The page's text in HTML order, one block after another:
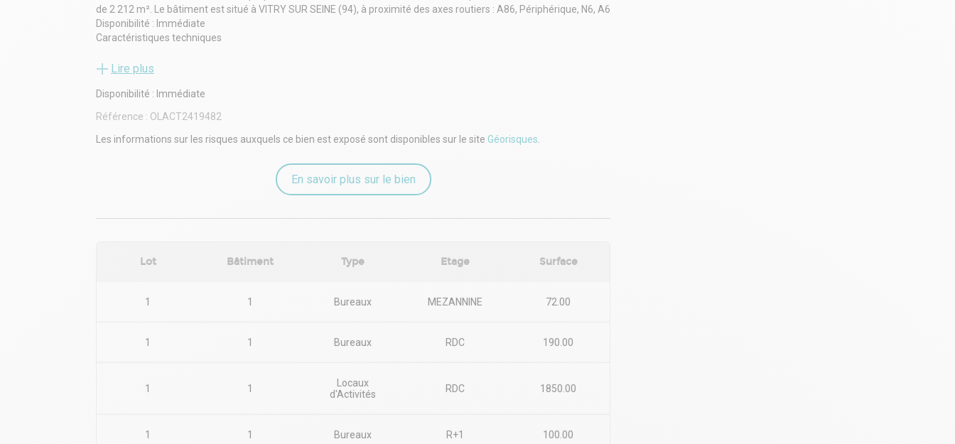
de 2 212 m². Le bâtiment est situé à VITRY SUR SEINE (94), à proximité des axes routiers : A86, Périphérique, N6, A6
Disponibilité : Immédiate
Caractéristiques techniques
• Surface bureaux : 362 m²
• Hauteur libre : 7,8 mètres
• Porte de plain-pied : 2
• Charges au sol : 5 tonnes / m²
• Accès routiers : A86, Périphérique, N6, A6
• Métro Ligne 7 : Villejuif Louis Aragon
Lire plus
Disponibilité : Immédiate
Référence : OLACT2419482
Les informations sur les risques auxquels ce bien est exposé sont disponibles sur le site Géorisques
En savoir plus sur le bien
Lot Bâtiment Type Etage Surface
1 1 Bureaux MEZANNINE 72.00
1 1 Bureaux RDC 190.00
1 1
Locaux
d'Activités
RDC 1850.00
1 1 Bureaux R+1 100.00